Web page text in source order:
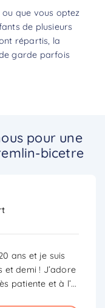
que vous optez
de plusieurs
répartis, la
garde parfois
pour une
bicetre
ans et je suis
et demi ! J’adore
patiente et à l’...